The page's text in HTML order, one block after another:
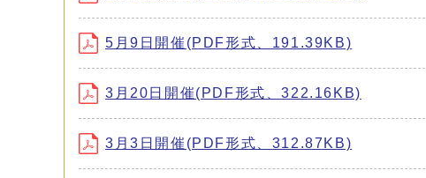
5月9日開催(PDF形式、191.39KB)
3月20日開催(PDF形式、322.16KB)
3月3日開催(PDF形式、312.87KB)